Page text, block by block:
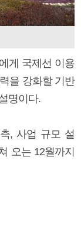
게 국제선 이용
을 강화할 기반
명이다.
, 사업 규모 설
오는 12월까지